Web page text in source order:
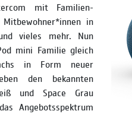
mit Familien­
in
vieles mehr. Nun
mini Familie gleich
in Form neuer
den bekannten
und Space Grau
Angebots­spektrum